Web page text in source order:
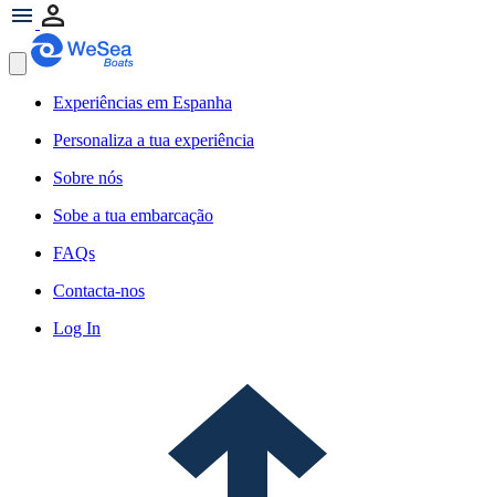
Experiências em Espanha
Personaliza a tua experiência
Sobre nós
Sobe a tua embarcação
FAQs
Contacta-nos
Log In